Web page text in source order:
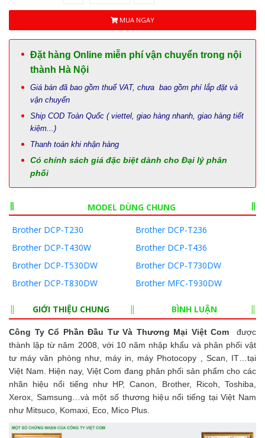
MUA NGAY
Đặt hàng Online miễn phí vận chuyển trong nội
thành Hà Nội
Giá bán đã bao gồm thuế VAT, chưa bao gồm phí lắp đặt và
vận chuyển
Ship COD Toàn Quốc ( viettel, giao hàng nhanh, giao hàng tiết
kiệm...)
Thanh toán khi nhận hàng
Có chính sách giá đặc biệt dành cho Đại lý phân
phối
MODEL DÙNG CHUNG
Brother DCP-T230
Brother DCP-T236
Brother DCP-T430W
Brother DCP-T436
Brother DCP-T530DW
Brother DCP-T730DW
Brother DCP-T830DW
Brother MFC-T930DW
GIỚI THIỆU CHUNG BÌNH LUẬN
Công Ty Cổ Phần Đầu Tư Và Thương Mại Việt Com được
thành lập từ năm 2008, với 10 năm nhập khẩu và phân phối vật
tư máy văn phòng như, máy in, máy Photocopy , Scan, IT…tại
Việt Nam. Hiện nay, Việt Com đang phân phối sản phẩm cho các
nhãn hiệu nổi tiếng như HP, Canon, Brother, Ricoh, Toshiba,
Xerox, Samsung…và một số thương hiệu nổi tiếng tại Việt Nam
như Mitsuco, Komaxi, Eco, Mico Plus.